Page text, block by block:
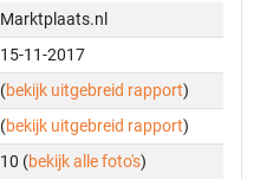
Marktplaats.nl
15-11-2017
(bekijk uitgebreid rapport)
(bekijk uitgebreid rapport)
10 (bekijk alle foto's)